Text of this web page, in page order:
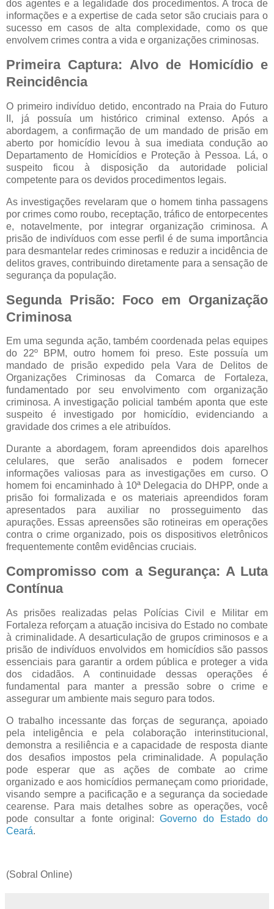
dos agentes e a legalidade dos procedimentos. A troca de
informações e a expertise de cada setor são cruciais para o
sucesso em casos de alta complexidade, como os que
envolvem crimes contra a vida e organizações criminosas.
Primeira Captura: Alvo de Homicídio e
Reincidência
O primeiro indivíduo detido, encontrado na Praia do Futuro
II, já possuía um histórico criminal extenso. Após a
abordagem, a confirmação de um mandado de prisão em
aberto por homicídio levou à sua imediata condução ao
Departamento de Homicídios e Proteção à Pessoa. Lá, o
suspeito ficou à disposição da autoridade policial
competente para os devidos procedimentos legais.
As investigações revelaram que o homem tinha passagens
por crimes como roubo, receptação, tráfico de entorpecentes
e, notavelmente, por integrar organização criminosa. A
prisão de indivíduos com esse perfil é de suma importância
para desmantelar redes criminosas e reduzir a incidência de
delitos graves, contribuindo diretamente para a sensação de
segurança da população.
Segunda Prisão: Foco em Organização
Criminosa
Em uma segunda ação, também coordenada pelas equipes
do 22º BPM, outro homem foi preso. Este possuía um
mandado de prisão expedido pela Vara de Delitos de
Organizações Criminosas da Comarca de Fortaleza,
fundamentado por seu envolvimento com organização
criminosa. A investigação policial também aponta que este
suspeito é investigado por homicídio, evidenciando a
gravidade dos crimes a ele atribuídos.
Durante a abordagem, foram apreendidos dois aparelhos
celulares, que serão analisados e podem fornecer
informações valiosas para as investigações em curso. O
homem foi encaminhado à 10ª Delegacia do DHPP, onde a
prisão foi formalizada e os materiais apreendidos foram
apresentados para auxiliar no prosseguimento das
apurações. Essas apreensões são rotineiras em operações
contra o crime organizado, pois os dispositivos eletrônicos
frequentemente contêm evidências cruciais.
Compromisso com a Segurança: A Luta
Contínua
As prisões realizadas pelas Polícias Civil e Militar em
Fortaleza reforçam a atuação incisiva do Estado no combate
à criminalidade. A desarticulação de grupos criminosos e a
prisão de indivíduos envolvidos em homicídios são passos
essenciais para garantir a ordem pública e proteger a vida
dos cidadãos. A continuidade dessas operações é
fundamental para manter a pressão sobre o crime e
assegurar um ambiente mais seguro para todos.
O trabalho incessante das forças de segurança, apoiado
pela inteligência e pela colaboração interinstitucional,
demonstra a resiliência e a capacidade de resposta diante
dos desafios impostos pela criminalidade. A população
pode esperar que as ações de combate ao crime
organizado e aos homicídios permaneçam como prioridade,
visando sempre a pacificação e a segurança da sociedade
cearense. Para mais detalhes sobre as operações, você
pode consultar a fonte original:Governo do Estado do
Ceará.
(Sobral Online)